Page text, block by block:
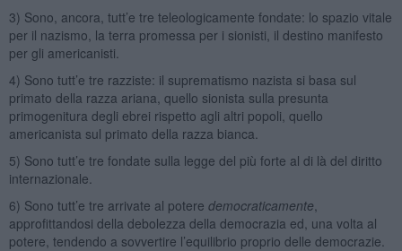
3) Sono, ancora, tutt’e tre teleologicamente fondate: lo spazio vitale
per il nazismo, la terra promessa per i sionisti, il destino manifesto
per gli americanisti.
4) Sono tutt’e tre razziste: il suprematismo nazista si basa sul
primato della razza ariana, quello sionista sulla presunta
primogenitura degli ebrei rispetto agli altri popoli, quello
americanista sul primato della razza bianca.
5) Sono tutt’e tre fondate sulla legge del più forte al di là del diritto
internazionale.
6) Sono tutt’e tre arrivate al potere democraticamente
approfittandosi della debolezza della democrazia ed, una volta al
potere, tendendo a sovvertire l’equilibrio proprio delle democrazie.